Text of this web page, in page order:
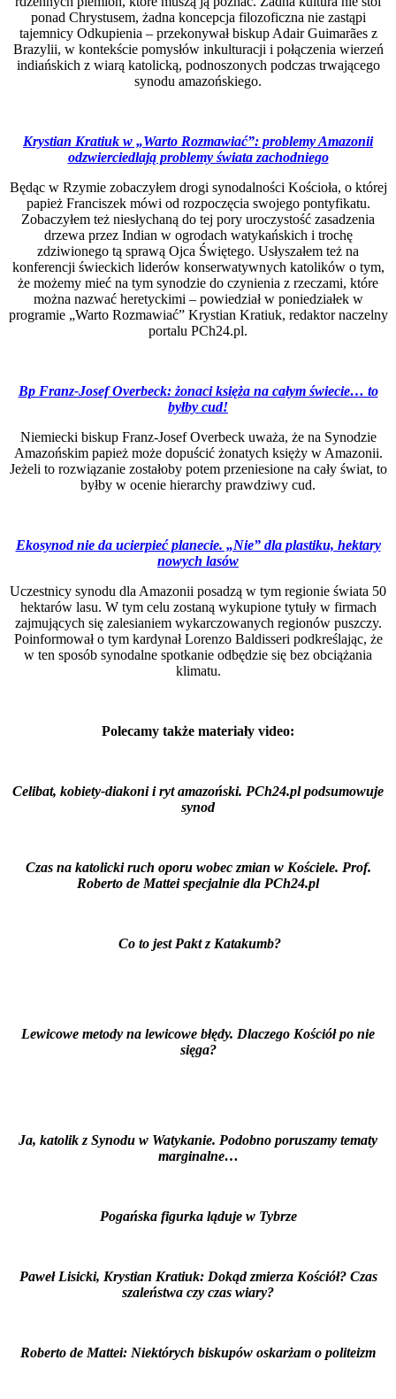
ponad Chrystusem, żadna koncepcja filozoficzna nie zastąpi
tajemnicy Odkupienia – przekonywał biskup Adair Guimarães z
Brazylii, w kontekście pomysłów inkulturacji i połączenia wierzeń
indiańskich z wiarą katolicką, podnoszonych podczas trwającego
synodu amazońskiego.
Krystian Kratiuk w „Warto Rozmawiać”: problemy Amazonii
odzwierciedlają problemy świata zachodniego
Będąc w Rzymie zobaczyłem drogi synodalności Kościoła, o której
papież Franciszek mówi od rozpoczęcia swojego pontyfikatu.
Zobaczyłem też niesłychaną do tej pory uroczystość zasadzenia
drzewa przez Indian w ogrodach watykańskich i trochę
zdziwionego tą sprawą Ojca Świętego. Usłyszałem też na
konferencji świeckich liderów konserwatywnych katolików o tym,
że możemy mieć na tym synodzie do czynienia z rzeczami, które
można nazwać heretyckimi – powiedział w poniedziałek w
programie „Warto Rozmawiać” Krystian Kratiuk, redaktor naczelny
portalu PCh24.pl.
Bp Franz-Josef Overbeck: żonaci księża na całym świecie… to
byłby cud!
Niemiecki biskup Franz-Josef Overbeck uważa, że na Synodzie
Amazońskim papież może dopuścić żonatych księży w Amazonii.
Jeżeli to rozwiązanie zostałoby potem przeniesione na cały świat, to
byłby w ocenie hierarchy prawdziwy cud.
Ekosynod nie da ucierpieć planecie. „Nie” dla plastiku, hektary
nowych lasów
Uczestnicy synodu dla Amazonii posadzą w tym regionie świata 50
hektarów lasu. W tym celu zostaną wykupione tytuły w firmach
zajmujących się zalesianiem wykarczowanych regionów puszczy.
Poinformował o tym kardynał Lorenzo Baldisseri podkreślając, że
w ten sposób synodalne spotkanie odbędzie się bez obciążania
klimatu.
Polecamy także materiały video:
Celibat, kobiety-diakoni i ryt amazoński. PCh24.pl podsumowuje
synod
Czas na katolicki ruch oporu wobec zmian w Kościele. Prof.
Roberto de Mattei specjalnie dla PCh24.pl
Co to jest Pakt z Katakumb?
Lewicowe metody na lewicowe błędy. Dlaczego Kościół po nie
sięga?
Ja, katolik z Synodu w Watykanie. Podobno poruszamy tematy
marginalne…
Pogańska figurka ląduje w Tybrze
Paweł Lisicki, Krystian Kratiuk: Dokąd zmierza Kościół? Czas
szaleństwa czy czas wiary?
Roberto de Mattei: Niektórych biskupów oskarżam o politeizm